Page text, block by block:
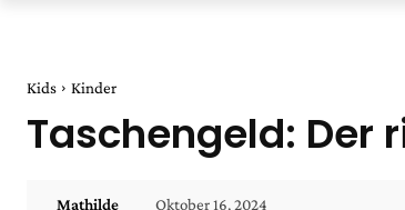
Kids Kinder
Taschengeld: Der
Mathilde Oktober 16, 2024